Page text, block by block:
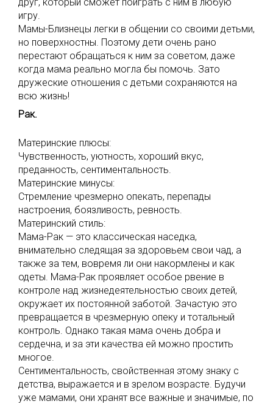
игру.
Мамы-Близнецы легки в общении со своими детьми,
но поверхностны. Поэтому дети очень рано
перестают обращаться к ним за советом, даже
когда мама реально могла бы помочь. Зато
дружеские отношения с детьми сохраняются на
всю жизнь!
Рак.
Материнские плюсы:
Чувственность, уютность, хороший вкус,
преданность, сентиментальность.
Материнские минусы:
Стремление чрезмерно опекать, перепады
настроения, боязливость, ревность.
Материнский стиль:
Мама-Рак — это классическая наседка,
внимательно следящая за здоровьем свои чад, а
также за тем, вовремя ли они накормлены и как
одеты. Мама-Рак проявляет особое рвение в
контроле над жизнедеятельностью своих детей,
окружает их постоянной заботой. Зачастую это
превращается в чрезмерную опеку и тотальный
контроль. Однако такая мама очень добра и
сердечна, и за эти качества ей можно простить
многое.
Сентиментальность, свойственная этому знаку с
детства, выражается и в зрелом возрасте. Будучи
уже мамами, они хранят все важные и значимые, по